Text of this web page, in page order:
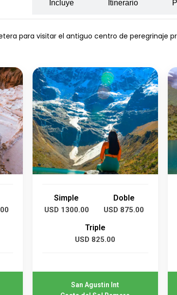
Incluye Itinerario
para visitar el antiguo centro de peregrinaje
Simple
USD 1300.00
Doble
USD 875.00
Triple
USD 825.00
San Agustin Int